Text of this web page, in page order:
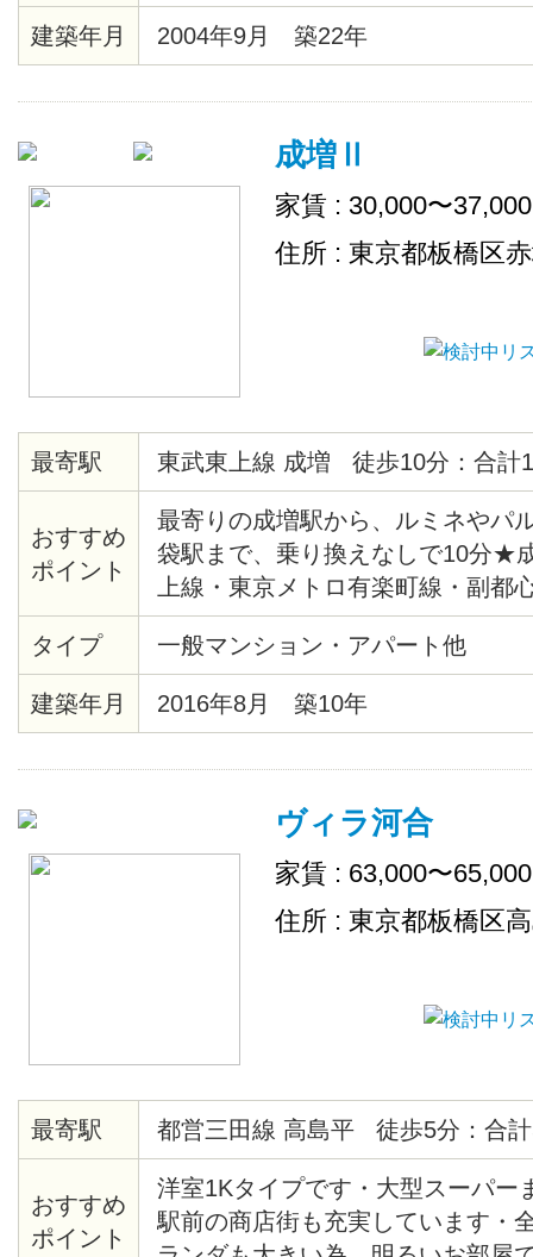
ン、ゴミ置場、駐輪場、地上デジ
ＴＶ（CATV会社名 ：埼玉ケーブ
建築年月 2004年9月 築22年
成増Ⅱ
家賃 : 30,000〜
住所 : 東京都板橋区
最寄駅 東武東上線 成増 徒歩10分：合計
おすすめ
ポイント
最寄りの成増駅から、ルミネやパ
袋駅まで、乗り換えなしで10分★
上線・東京メトロ有楽町線・副都
ので、アクセス抜群です♪ 成増駅
200軒以上のお店があり、遅くま
多くあります！★ 物件周辺は、の
気で、住み心地のとてもいい環境
タイプ 一般マンション・アパート他
建築年月 2016年8月 築10年
ヴィラ河合
家賃 : 63,000〜
住所 : 東京都板橋区
最寄駅 都営三田線 高島平 徒歩5分：合
おすすめ
ポイント
洋室1Kタイプです・大型スーパー
駅前の商店街も充実しています・